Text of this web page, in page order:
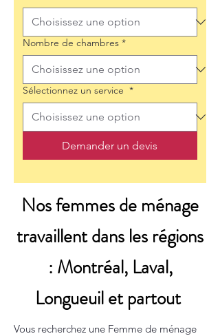
Nombre de chambres *
Sélectionnez un service *
Demander un devis
Nos femmes de ménage
travaillent dans les régions
: Montréal, Laval,
Longueuil et partout
Vous recherchez une Femme de ménage